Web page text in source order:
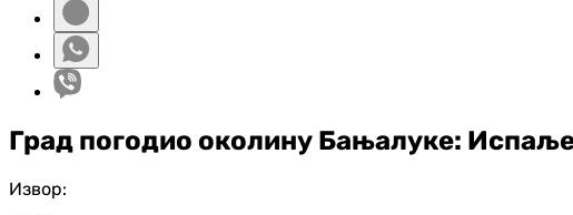
Град погодио околину Бањалуке:
Извор: